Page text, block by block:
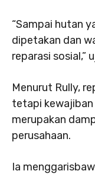
“Sampai hutan
dipetakan dan
reparasi sosial,”
Menurut Rully,
tetapi kewajiban
merupakan
perusahaan.
Ia